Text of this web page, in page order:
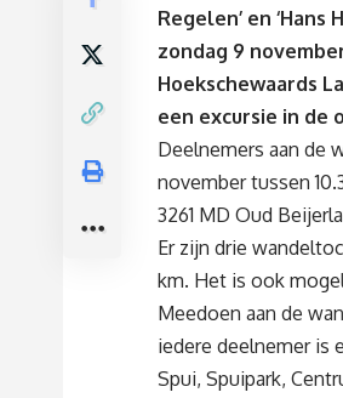
Regelen’ en
zondag 9
Hoekschewaards
een excursie in de
Deelnemers aan de
november tussen
3261 MD Oud
Er zijn drie
km. Het is ook
Meedoen aan de
iedere deelnemer is
Spui, Spuipark,